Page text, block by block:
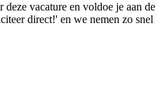
vacature en voldoe je aan de
direct!' en we nemen zo snel